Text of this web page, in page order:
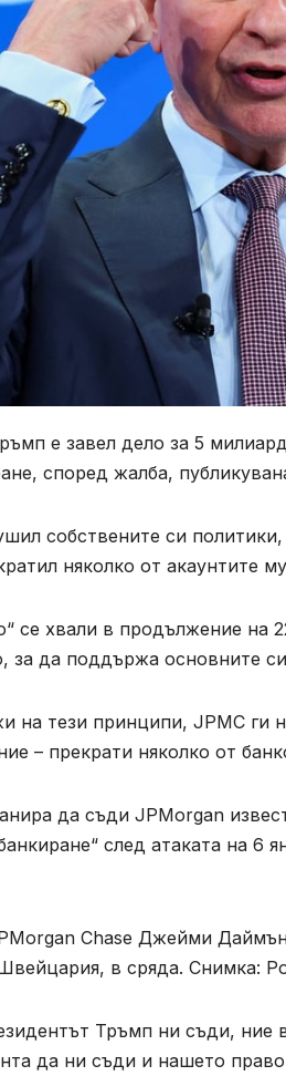
е завел дело за 5
според жалба,
собствените си
няколко от акаунтите
се хвали в продължение на
за да поддържа основните
на тези принципи, JPMC ги
– прекрати няколко от
да съди JPMorgan
след атаката на 6
Chase Джейми
в сряда. Снимка:
Тръмп ни съди, ние
да ни съди и нашето